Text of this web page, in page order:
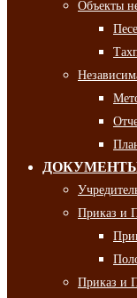
Объекты
Приказ и
Приказ и